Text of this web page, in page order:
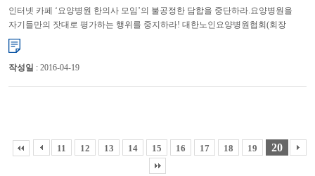
인터넷 카페 ‘요양병원 한의사 모임’의 불공정한 담합을 중단하라.요양병원을
자기들만의 잣대로 평가하는 행위를 중지하라! 대한노인요양병원협회(회장
윤해영)가 ‘요양병원 한의사 모임’이라는 인터넷 카페...
작성일 : 2016-04-19
11 12 13 14 15 16 17 18 19 20